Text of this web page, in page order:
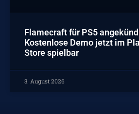
Flamecraft für PS5
Kostenlose Demo jetzt im
Store spielbar
3. August 2026